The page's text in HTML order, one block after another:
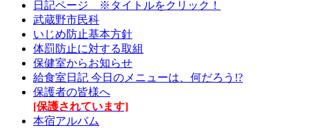
日記ページ ※タイトルをクリック！
武蔵野市民科
いじめ防止基本方針
体罰防止に対する取組
保健室からお知らせ
給食室日記 今日のメニューは、何だろう!?
保護者の皆様へ
[保護されています]
本宿アルバム